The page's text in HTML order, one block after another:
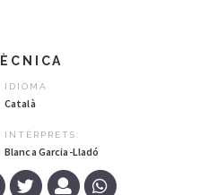
IDIOMA
Català
INTÈRPRETS:
Blanca Garcia-Lladó